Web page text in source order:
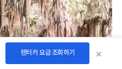
렌터카 요금 조회하기 ×